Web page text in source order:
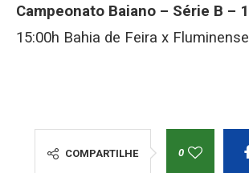
Campeonato Baiano – Série B –
15:00h Bahia de Feira x
COMPARTILHE 0